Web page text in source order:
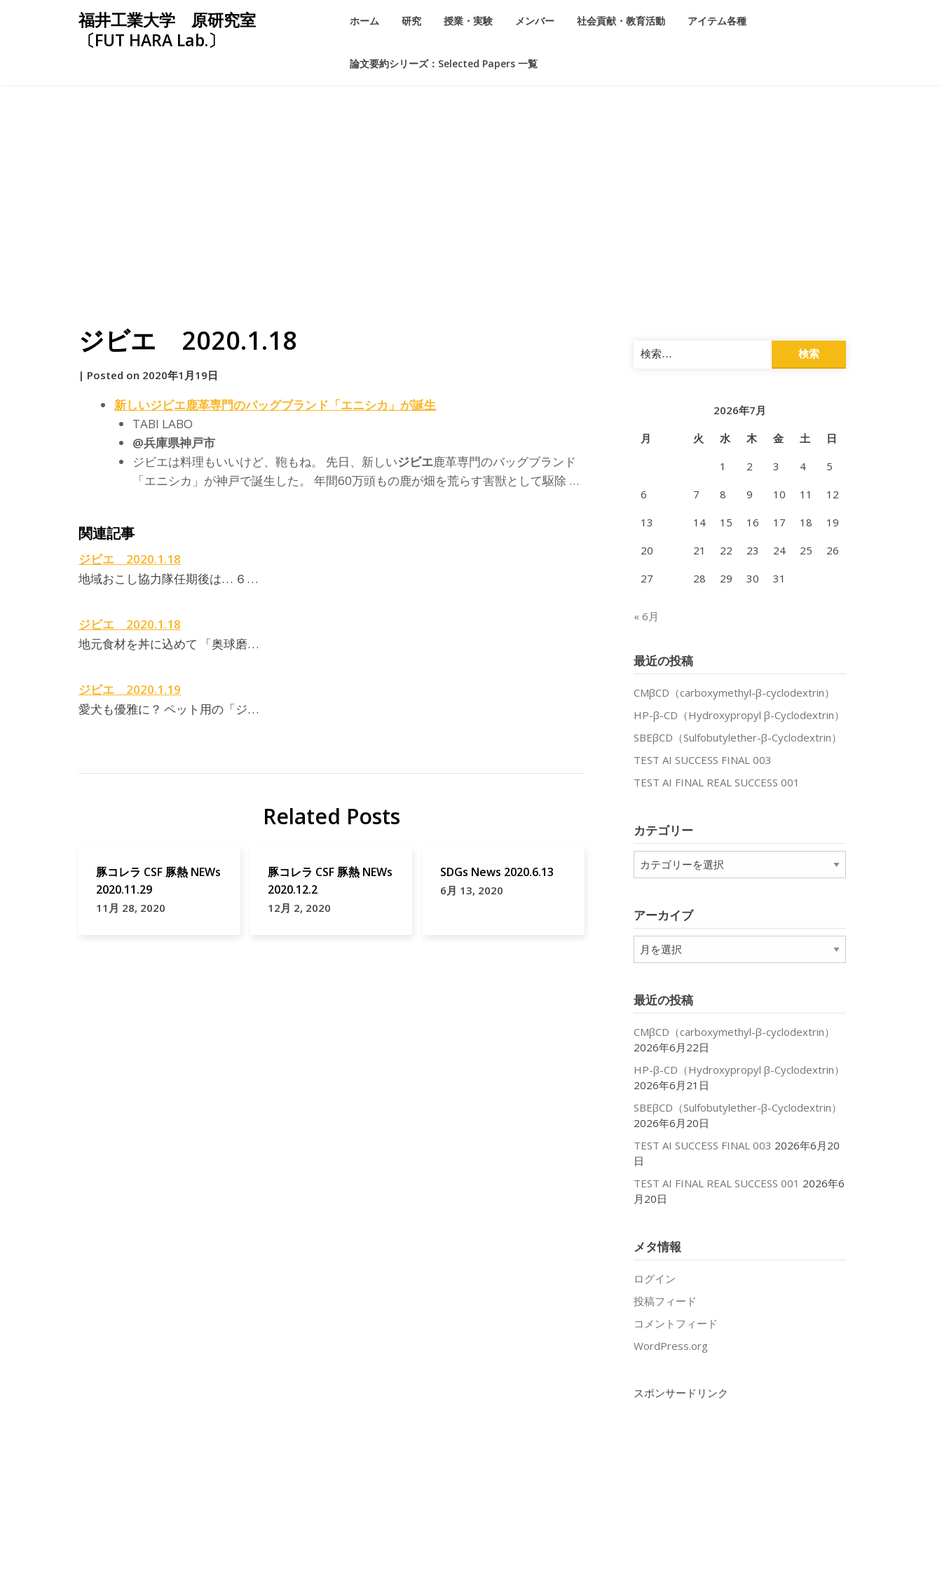
福井工業大学 原研究室
〔FUT HARA Lab.〕
ホーム 研究 授業・実験 メンバー 社会貢献・教育活動 アイテム各種
論文要約シリーズ：Selected Papers 一覧
ジビエ 2020.1.18
by
| Posted on 2020年1月19日
新しいジビエ鹿革専門のバッグブランド「エニシカ」が誕生
TABI LABO
@兵庫県神戸市
ジビエは料理もいいけど、鞄もね。 先日、新しいジビエ鹿革専門のバッグブランド
「エニシカ」が神戸で誕生した。 年間60万頭もの鹿が畑を荒らす害獣として駆除 …
関連記事
ジビエ 2020.1.18
地域おこし協力隊任期後は… ６…
ジビエ 2020.1.18
地元食材を丼に込めて 「奥球磨…
ジビエ 2020.1.19
愛犬も優雅に？ ペット用の「ジ…
Related Posts
豚コレラ CSF 豚熱 NEWs
2020.11.29
11月 28, 2020
豚コレラ CSF 豚熱 NEWs
2020.12.2
12月 2, 2020
SDGs News 2020.6.13
6月 13, 2020
検
索:
2026年7月
月
火 水 木 金 土
日
1
2 3 4
5
6
7 8 9 10 11
12
13
14 15 16 17 18
19
20
21 22 23 24 25
26
27
28 29 30 31
« 6月
最近の投稿
CMβCD（carboxymethyl-β-cyclodextrin）
HP-β-CD（Hydroxypropyl β-Cyclodextrin）
SBEβCD（Sulfobutylether-β-Cyclodextrin）
TEST AI SUCCESS FINAL 003
TEST AI FINAL REAL SUCCESS 001
カテゴリー
テ
ー
アーカイブ
ア
ー
ブ
最近の投稿
CMβCD（carboxymethyl-β-cyclodextrin）
2026年6月22日
HP-β-CD（Hydroxypropyl β-Cyclodextrin）
2026年6月21日
SBEβCD（Sulfobutylether-β-Cyclodextrin）
2026年6月20日
TEST AI SUCCESS FINAL 003 2026年6月20
日
TEST AI FINAL REAL SUCCESS 001 2026年6
月20日
メタ情報
ログイン
投稿フィード
コメントフィード
WordPress.org
スポンサードリンク